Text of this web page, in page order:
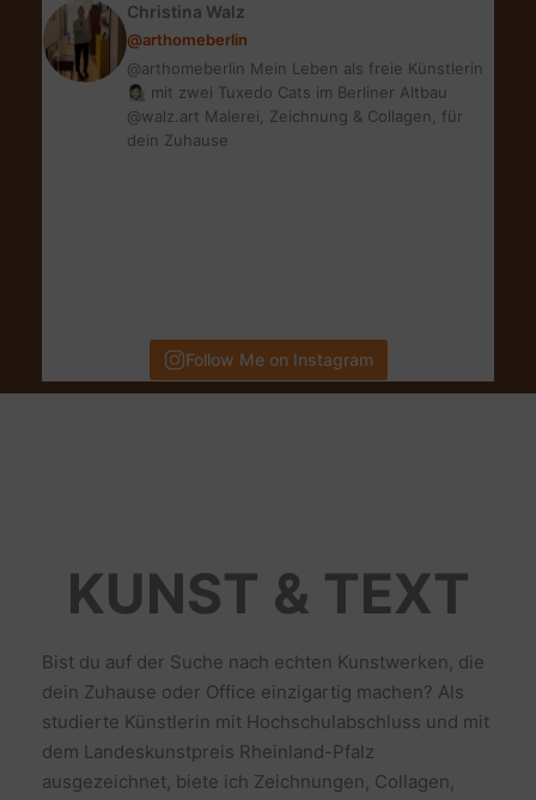
HIGHLIGHTChristina Walz
@arthomeberlin
@arthomeberlin Mein Leben als freie Künstlerin
👩🏻‍🎨 mit zwei Tuxedo Cats im Berliner Altbau
@walz.art Malerei, Zeichnung & Collagen, für
dein Zuhause
Follow Me on Instagram
KUNST & TEXT
Bist du auf der Suche nach echten Kunstwerken, die
dein Zuhause oder Office einzigartig machen? Als
studierte Künstlerin mit Hochschulabschluss und mit
dem Landeskunstpreis Rheinland-Pfalz
ausgezeichnet, biete ich Zeichnungen, Collagen,